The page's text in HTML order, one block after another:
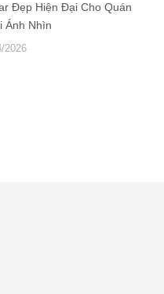
Đẹp Hiện Đại Cho Quán
Ánh Nhìn
2026